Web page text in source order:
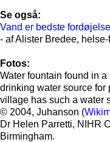
Se også:
Vand er bedste
- af Alister Bredee,
Fotos:
Water fountain found in
drinking water source for
village has such a water
© 2004, Juhanson (
Dr Helen Parretti, NIHR
Birmingham.